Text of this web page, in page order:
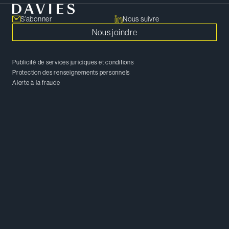
S’abonner Nous suivre
Nous joindre
Publicité de services juridiques et conditions
Protection des renseignements personnels
Alerte à la fraude